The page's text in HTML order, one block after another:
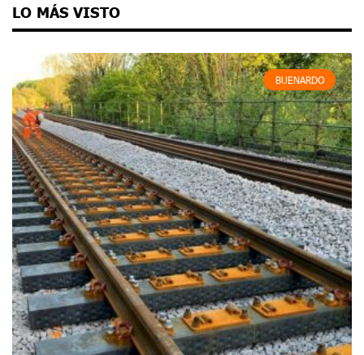
LO MÁS VISTO
BUENARDO